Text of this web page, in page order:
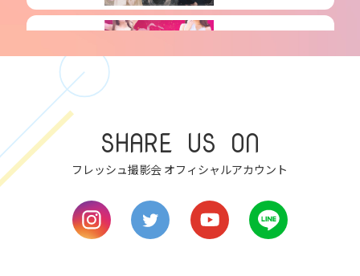
fri
7
sat
sun
SHARE US ON
フレッシュ撮影会 オフィシャルアカウント